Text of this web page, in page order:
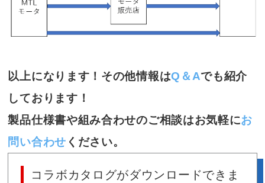
以上になります！その他情報はQ＆Aでも紹介
しております！
製品仕様書や組み合わせのご相談はお気軽にお
問い合わせ ください。
コラボカタログがダウンロードできま